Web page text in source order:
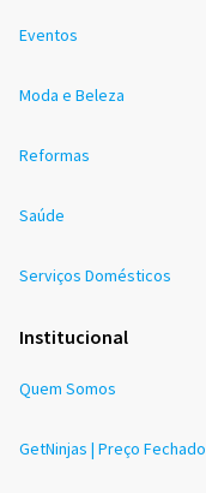
Eventos
Moda e Beleza
Reformas
Saúde
Serviços Domésticos
Institucional
Quem Somos
GetNinjas | Preço Fechado